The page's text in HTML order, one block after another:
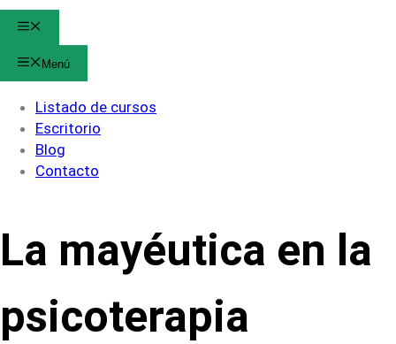
Menú
Listado de cursos
Escritorio
Blog
Contacto
La mayéutica en la
psicoterapia